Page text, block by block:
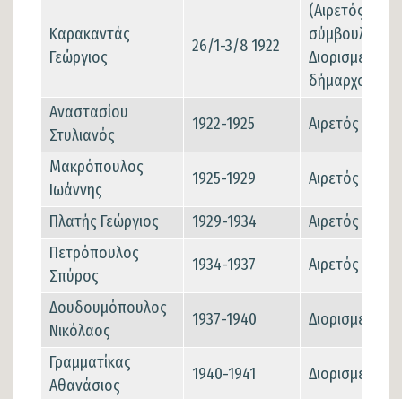
Καρακαντάς
Γεώργιος
26/1-3/8 1922
(Αιρετός
σύμβουλος-
Διορισμένος
δήμαρχος)
Αναστασίου
Στυλιανός
1922-1925 Αιρετός
Μακρόπουλος
Ιωάννης
1925-1929 Αιρετός
Πλατής Γεώργιος 1929-1934
Αιρετός
Πετρόπουλος
Σπύρος
1934-1937 Αιρετός
Δουδουμόπουλος
Νικόλαος
1937-1940 Διορισμένος
Γραμματίκας
Αθανάσιος
1940-1941 Διορισμένος